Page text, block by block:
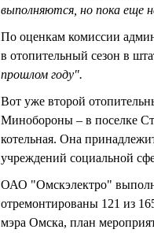
выполняются, но пока еще
По оценкам комиссии
в отопительный сезон в
прошлом году".
Вот уже второй
Минобороны – в поселке
котельная. Она
учреждений социальной
ОАО "Омскэлектро"
отремонтированы 121 из
мэра Омска, план